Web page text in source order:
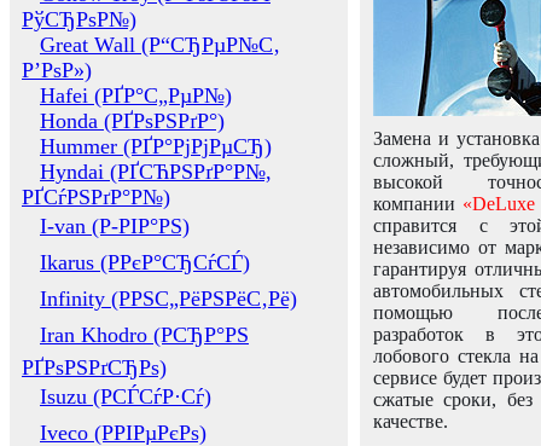
РўСЂРѕР№)
Great Wall (Р“СЂРµР№С‚
Р’РѕР»)
Hafei (РҐР°С„РµР№)
Honda (РҐРѕРЅРґР°)
Hummer (РҐР°РјРјРµСЂ)
Hyndai (РҐСЋРЅРґР°Р№,
РҐСѓРЅРґР°Р№)
I-van (Р-РІР°РЅ)
Ikarus (РРєР°СЂСѓСЃ)
Infinity (РРЅС„РёРЅРёС‚Рё)
Iran Khodro (РСЂР°РЅ
РҐРѕРЅРґСЂРѕ)
Isuzu (РСЃСѓР·Сѓ)
Iveco (РРІРµРєРѕ)
Замена и
сложный,
высокой
компании «DeLuxe
справится с
независимо от
гарантируя
автомобильных
помощью
разработок в
лобового стекла
сервисе будет
сжатые сроки,
качестве.